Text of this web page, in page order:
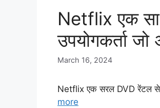
Netflix एक
उपयोगकर्ता
March 16, 2024
Netflix एक सरल DVD रेंटल
more